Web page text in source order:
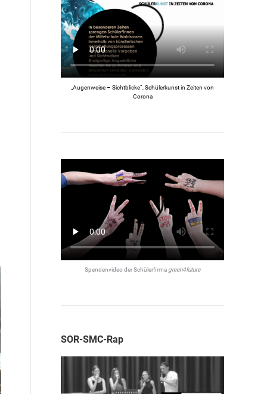
„Augenweise – Sichtblicke“, Schülerkunst in Zeiten von
Corona
Spendenvideo der Schülerfirma green4future
SOR-SMC-Rap